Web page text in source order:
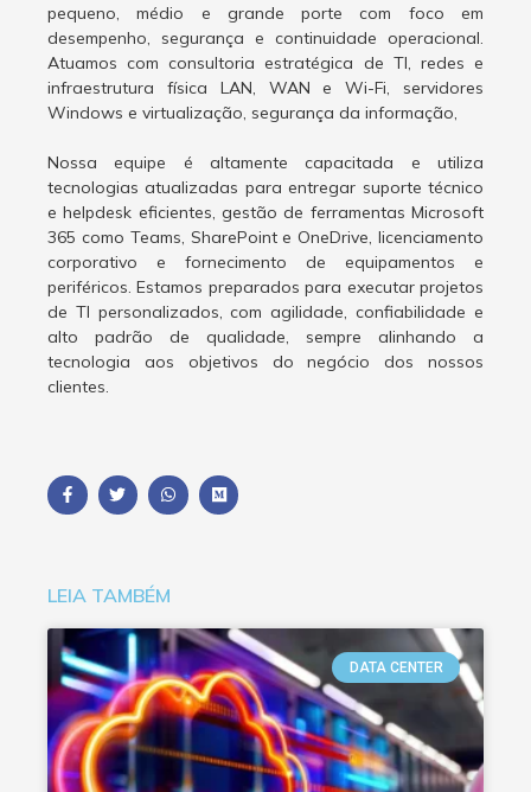
pequeno, médio e grande porte com foco em
desempenho, segurança e continuidade operacional.
Atuamos com consultoria estratégica de TI, redes e
infraestrutura física LAN, WAN e Wi-Fi, servidores
Windows e virtualização, segurança da informação,
Nossa equipe é altamente capacitada e utiliza
tecnologias atualizadas para entregar suporte técnico
e helpdesk eficientes, gestão de ferramentas Microsoft
365 como Teams, SharePoint e OneDrive, licenciamento
corporativo e fornecimento de equipamentos e
periféricos. Estamos preparados para executar projetos
de TI personalizados, com agilidade, confiabilidade e
alto padrão de qualidade, sempre alinhando a
tecnologia aos objetivos do negócio dos nossos
clientes.
LEIA TAMBÉM
DATA CENTER